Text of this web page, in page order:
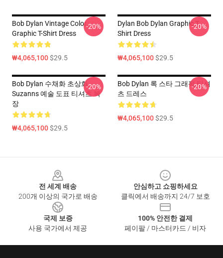
Bob Dylan Vintage Color
Graphic T-Shirt Dress
₩4,065,100$29.5
-20%
Dylan Bob Dylan Graphic T-
Shirt Dress
₩4,065,100$29.5
-20%
Bob Dylan 수채화 초상화
Suzanns 예술 도표 티셔츠 복
장
₩4,065,100$29.5
-20%
Bob Dylan 록 스타 그래픽 티셔
츠 드레스
₩4,065,100$29.5
-20%
전 세계 배송
200개 이상의 국가로 배송
안심하고 쇼핑하세요
클릭에서 배송까지 24/7 보호
국제 보증
사용 국가에서 제공
100% 안전한 결제
페이팔 / 마스터카드 / 비자